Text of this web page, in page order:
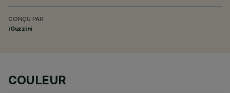
CONÇU PAR
iGuzzini
COULEUR